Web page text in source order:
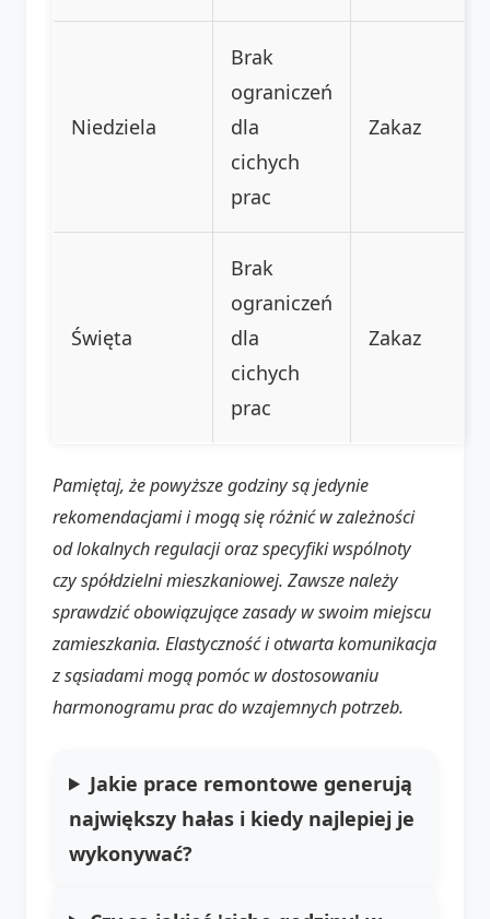
Niedziela
Brak
ograniczeń
dla
cichych
prac
Zakaz
Święta
Brak
ograniczeń
dla
cichych
prac
Zakaz
Pamiętaj, że powyższe godziny są jedynie
rekomendacjami i mogą się różnić w zależności
od lokalnych regulacji oraz specyfiki wspólnoty
czy spółdzielni mieszkaniowej. Zawsze należy
sprawdzić obowiązujące zasady w swoim miejscu
zamieszkania. Elastyczność i otwarta komunikacja
z sąsiadami mogą pomóc w dostosowaniu
harmonogramu prac do wzajemnych potrzeb.
Jakie prace remontowe generują
największy hałas i kiedy najlepiej je
wykonywać?